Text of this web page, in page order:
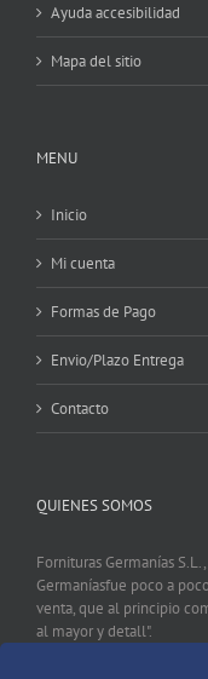
Ayuda accesibilidad
Mapa del sitio
MENU
Inicio
Mi cuenta
Formas de Pago
Envio/Plazo Entrega
Contacto
QUIENES SOMOS
Fornituras Germanías
Germaníasfue poco a
venta, que al principio
al mayor y detall".